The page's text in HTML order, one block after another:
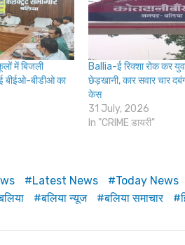
में बिजली
बीईओ-बीडीओ का
Ballia-ई रिक्शा रोक कर
छेड़खानी, कार सवार चार
केस
31 July, 2026
In "CRIME डायरी"
Latest News
Today News
बलिया न्यूज बलिया समाचार